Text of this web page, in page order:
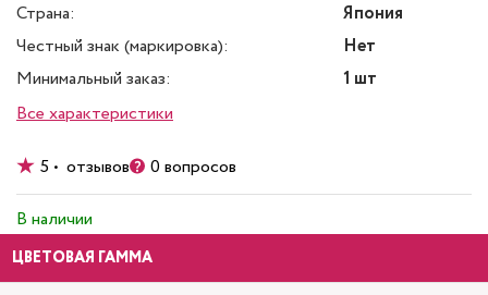
Страна:
Япония
Честный знак (маркировка):
Нет
Минимальный заказ:
1 шт
Все характеристики
5 • отзывов 0 вопросов
В наличии
ЦВЕТОВАЯ ГАММА